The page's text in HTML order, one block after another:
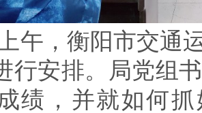
午，衡阳市交通
行安排。局党组
绩，并就如何